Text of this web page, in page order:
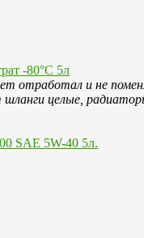
-80°С 5л
отработал и не
целые,